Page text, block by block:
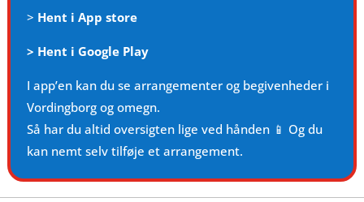
> Hent i App store
> Hent i Google Play
I app’en kan du se arrangementer og begivenheder i
Vordingborg og omegn.
Så har du altid oversigten lige ved hånden 📱 Og du
kan nemt selv tilføje et arrangement.